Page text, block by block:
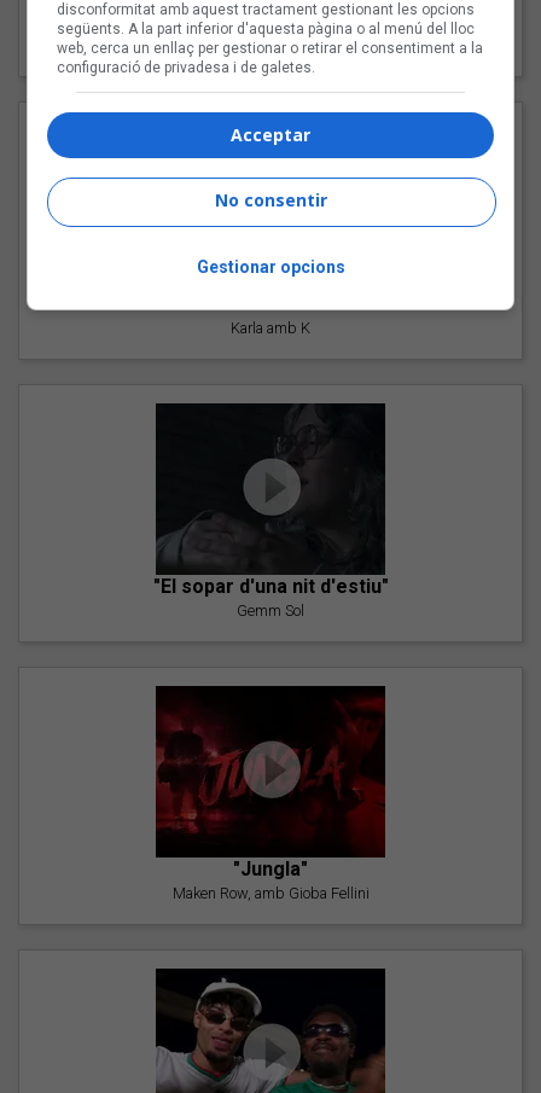
"Les cabres"
94 Rules amb Compte
Karla amb K
"El sopar d'una nit d'estiu"
Gemm Sol
"Jungla"
Maken Row, amb Gioba Fellini
disconformitat amb aquest tractament gestionant les opcions
següents. A la part inferior d'aquesta pàgina o al menú del lloc
web, cerca un enllaç per gestionar o retirar el consentiment a la
configuració de privadesa i de galetes.
Acceptar
No consentir
Gestionar opcions